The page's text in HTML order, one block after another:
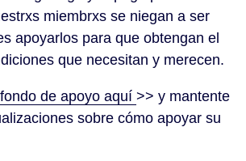
miembrxs se niegan a ser
apoyarlos para que obtengan el
que necesitan y merecen.
de apoyo aquí >> y mantente
sobre cómo apoyar su